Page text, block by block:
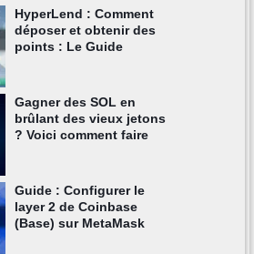
HyperLend : Comment
déposer et obtenir des
points : Le Guide
Gagner des SOL en
brûlant des vieux jetons
? Voici comment faire
Guide : Configurer le
layer 2 de Coinbase
(Base) sur MetaMask